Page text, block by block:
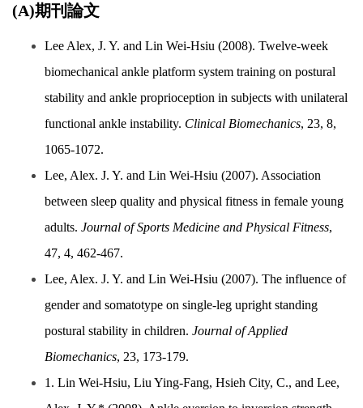
(A)期刊論文
Lee Alex, J. Y. and Lin Wei-Hsiu (2008). Twelve-week
biomechanical ankle platform system training on postural
stability and ankle proprioception in subjects with unilateral
functional ankle instability. Clinical Biomechanics, 23, 8,
1065-1072.
Lee, Alex. J. Y. and Lin Wei-Hsiu (2007). Association
between sleep quality and physical fitness in female young
adults. Journal of Sports Medicine and Physical Fitness,
47, 4, 462-467.
Lee, Alex. J. Y. and Lin Wei-Hsiu (2007). The influence of
gender and somatotype on single-leg upright standing
postural stability in children. Journal of Applied
Biomechanics, 23, 173-179.
1. Lin Wei-Hsiu, Liu Ying-Fang, Hsieh City, C., and Lee,